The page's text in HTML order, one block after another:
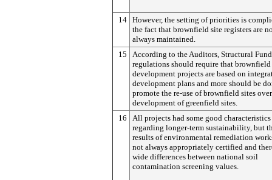
14 However, the setting of priorities is
the fact that brownfield site registers are
always maintained.
15
According to the Auditors, Structural
regulations should require that brownfield
development projects are based on
development plans and more should be
promote the re-use of brownfield sites
development of greenfield sites.
16
All projects had some good characteristics
regarding longer-term sustainability, but
results of environmental remediation
not always appropriately certified and
wide differences between national soil
contamination screening values.